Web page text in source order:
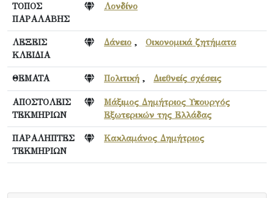
ΤΟΠΟΣ
ΠΑΡΑΛΑΒΗΣ
Λονδίνο
ΛΕΞΕΙΣ
ΚΛΕΙΔΙΑ
Δάνειο , Οικονομικά ζητήματα
ΘΕΜΑΤΑ Πολιτική , Διεθνείς σχέσεις
ΑΠΟΣΤΟΛΕΙΣ
ΤΕΚΜΗΡΙΩΝ
Μάξιμος Δημήτριος Υπουργός
Εξωτερικών της Ελλάδας
ΠΑΡΑΛΗΠΤΕΣ
ΤΕΚΜΗΡΙΩΝ
Κακλαμάνος Δημήτριος